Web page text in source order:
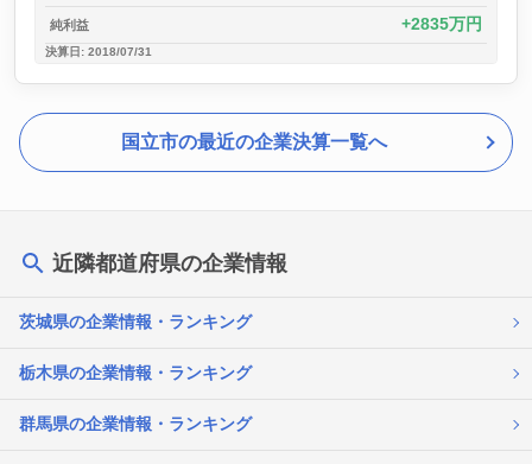
純利益 2835万円
決算日: 2018/07/31
国立市の最近の企業決算一覧へ
近隣都道府県の企業情報
茨城県の企業情報・ランキング
栃木県の企業情報・ランキング
群馬県の企業情報・ランキング